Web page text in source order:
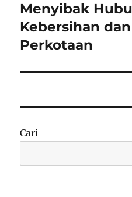
Next
post:
Menyibak
Kebersihan
Perkotaan
Cari